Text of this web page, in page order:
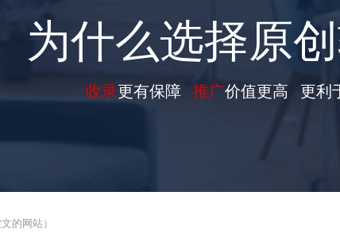
为什么选择原
收录更有保障 推广价值更高 更利
的网站）